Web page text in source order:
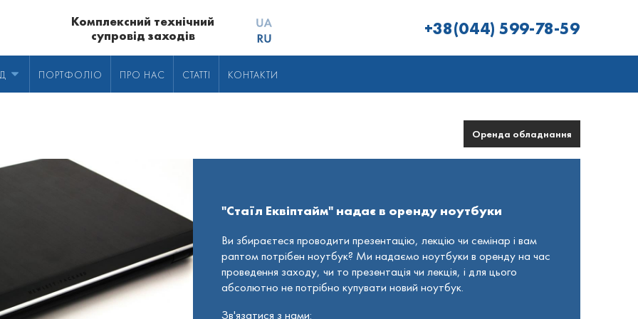
Комплексний технічний
супровід заходів
+38(044) 599-78-59
ПОРТФОЛІО ПРО НАС СТАТТІ КОНТАКТИ
Оренда обладнання
"Стаїл Еквіптайм" надає в оренду ноутбуки
Ви збираєтеся проводити презентацію, лекцію чи семінар і вам
раптом потрібен ноутбук? Ми надаємо ноутбуки в оренду на час
проведення заходу, чи то презентація чи лекція, і для цього
абсолютно не потрібно купувати новий ноутбук.
Зв'язатися з нами: